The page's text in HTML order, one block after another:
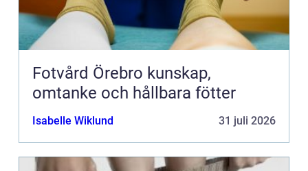
Fotvård Örebro kunskap,
omtanke och hållbara fötter
Isabelle Wiklund 31 juli 2026